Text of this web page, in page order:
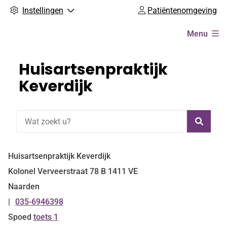
Instellingen Patiëntenomgeving
Menu
Huisartsenpraktijk
Keverdijk
Huisartsenpraktijk Keverdijk
Kolonel Verveerstraat 78 B 1411 VE
Naarden
Tel:
035-6946398
Spoed toets 1